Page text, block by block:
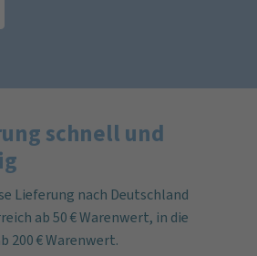
schnell und
Lieferung nach Deutschland
ab 50 € Warenwert, in die
200 € Warenwert.